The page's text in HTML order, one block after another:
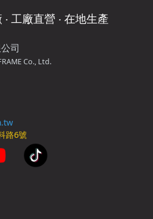
工廠直營 ‧ 在地生產
司
Co., Ltd.
路6號